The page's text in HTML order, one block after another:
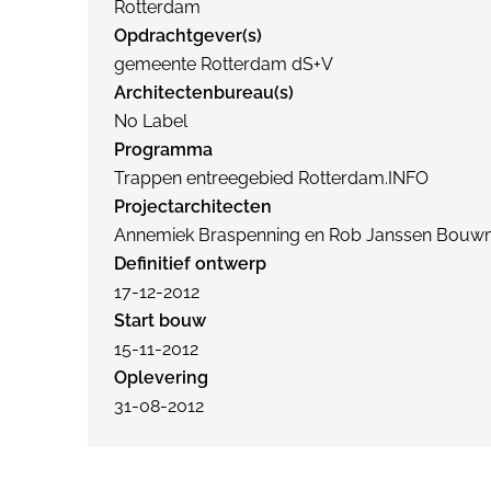
Rotterdam
Opdrachtgever(s)
gemeente Rotterdam dS+V
Architectenbureau(s)
No Label
Programma
Trappen entreegebied Rotterdam.INFO
Projectarchitecten
Annemiek Braspenning en Rob Janssen
Definitief ontwerp
17-12-2012
Start bouw
15-11-2012
Oplevering
31-08-2012